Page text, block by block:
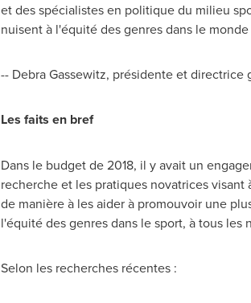
et des spécialistes en politique du milieu
nuisent à l'équité des genres dans le monde
-- Debra Gassewitz, présidente et directrice
Les faits en bref
Dans le budget de 2018, il y avait un
recherche et les pratiques novatrices
de manière à les aider à promouvoir une
l'équité des genres dans le sport, à tous les
Selon les recherches récentes :